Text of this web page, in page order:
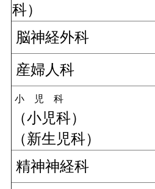
科）
脳神経外科
産婦人科
小 児 科
（小児科）
（新生児科）
精神神経科